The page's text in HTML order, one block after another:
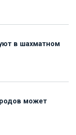
в шахматном
может